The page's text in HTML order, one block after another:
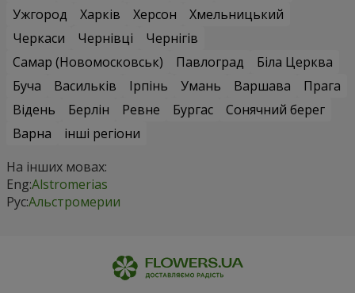
Ужгород
Харків Херсон
Хмельницький
Черкаси
Чернівці
Чернігів
Самар (Новомосковськ)
Павлоград
Біла Церква
Буча
Васильків Ірпінь Умань Варшава
Прага
Відень
Берлін Ревне Бургас
Сонячний берег
Варна
інші регіони
На інших мовах:
Eng:Alstromerias
Рус:Альстромерии